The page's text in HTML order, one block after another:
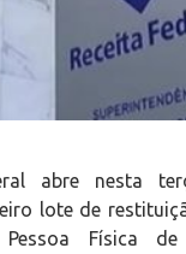
abre nesta
lote de
Física de